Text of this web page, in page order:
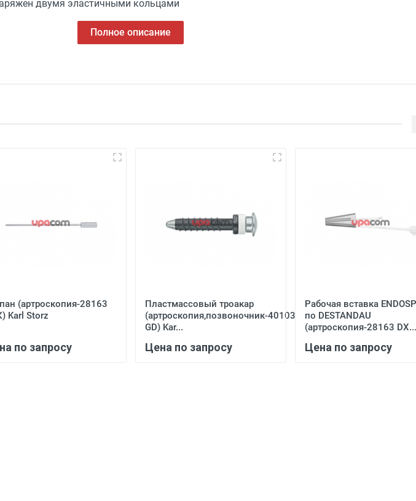
двумя эластичными кольцами
Полное описание
(артроскопия-28163
Karl Storz
по запросу
Пластмассовый троакар
(артроскопия,позвоночник-40103
GD) Kar...
Цена по запросу
Рабочая вставка
пo DESTANDAU
(артроскопия-28163 DX...
Цена по запросу